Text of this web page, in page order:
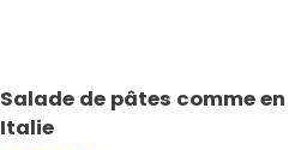
Salade de pâtes comme en
Italie